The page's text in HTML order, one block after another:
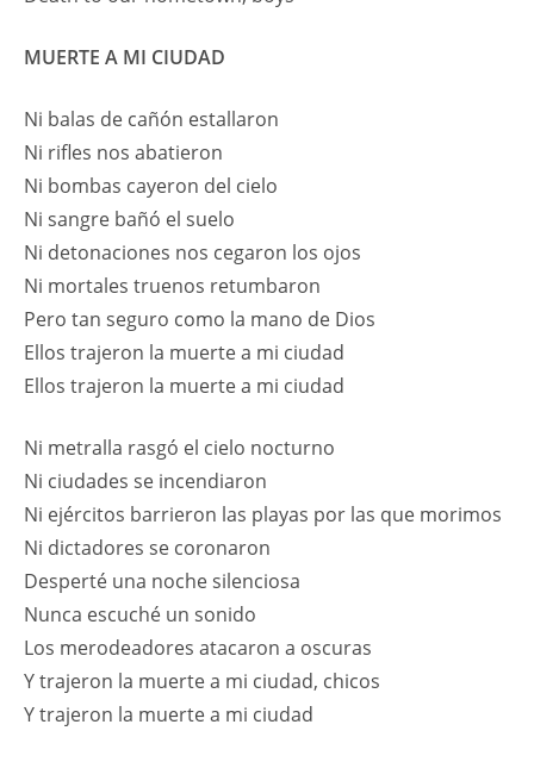
MUERTE A MI CIUDAD
Ni balas de cañón estallaron
Ni rifles nos abatieron
Ni bombas cayeron del cielo
Ni sangre bañó el suelo
Ni detonaciones nos cegaron los ojos
Ni mortales truenos retumbaron
Pero tan seguro como la mano de Dios
Ellos trajeron la muerte a mi ciudad
Ellos trajeron la muerte a mi ciudad
Ni metralla rasgó el cielo nocturno
Ni ciudades se incendiaron
Ni ejércitos barrieron las playas por las que morimos
Ni dictadores se coronaron
Desperté una noche silenciosa
Nunca escuché un sonido
Los merodeadores atacaron a oscuras
Y trajeron la muerte a mi ciudad, chicos
Y trajeron la muerte a mi ciudad